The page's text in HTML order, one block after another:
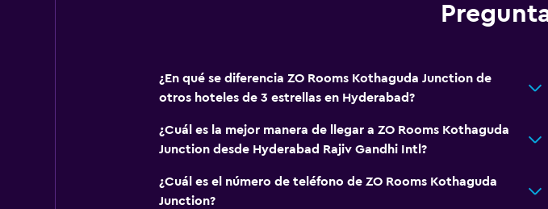
¿En qué se diferencia ZO Rooms Kothaguda Junction de
otros hoteles de 3 estrellas en Hyderabad?
¿Cuál es la mejor manera de llegar a ZO Rooms Kothaguda
Junction desde Hyderabad Rajiv Gandhi Intl?
¿Cuál es el número de teléfono de ZO Rooms Kothaguda
Junction?